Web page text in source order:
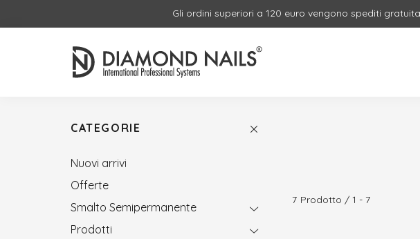
Gli ordini superiori a 120 euro vengono spediti
CATEGORIE
Nuovi arrivi
Offerte
Smalto Semipermanente
Prodotti
7 Prodotto 1 7